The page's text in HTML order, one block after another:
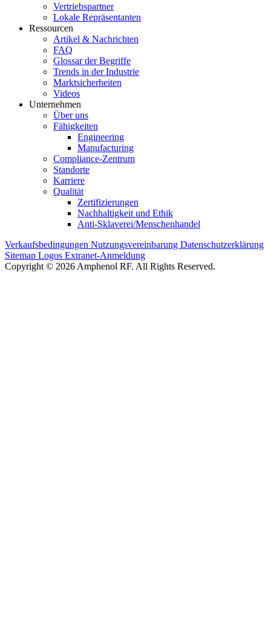
Vertriebspartner
Lokale Repräsentanten
Ressourcen
Artikel & Nachrichten
FAQ
Glossar der Begriffe
Trends in der Industrie
Marktsicherheiten
Videos
Unternehmen
Über uns
Fähigkeiten
Engineering
Manufacturing
Compliance-Zentrum
Standorte
Karriere
Qualität
Zertifizierungen
Nachhaltigkeit und Ethik
Anti-Sklaverei/Menschenhandel
Verkaufsbedingungen Nutzungsvereinbarung Datenschutzerklärung
Sitemap Logos Extranet-Anmeldung
Copyright © 2026 Amphenol RF. All Rights Reserved.